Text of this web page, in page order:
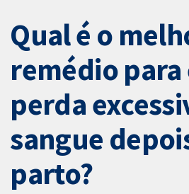
Qual é o
remédio
perda
sangue
parto?